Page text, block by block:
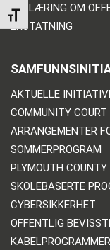
TOGGLE FONT SIZE
ERKLÆRING OM
ERSTATNING
AKTUELLE
COMMUNITY COURT
ARRANGEMENTER
SOMMERPROGRAM
PLYMOUTH COUNTY
SKOLEBASERTE
CYBERSIKKERHET
OFFENTLIG
KABELPROGRAMMER